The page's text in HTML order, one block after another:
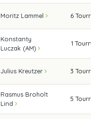
Moritz Lammel 6
Konstanty
Luczak (AM)
1
Julius Kreutzer 3
Rasmus Broholt
Lind
5